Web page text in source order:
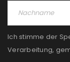
Ich stimme der
Verarbeitung,